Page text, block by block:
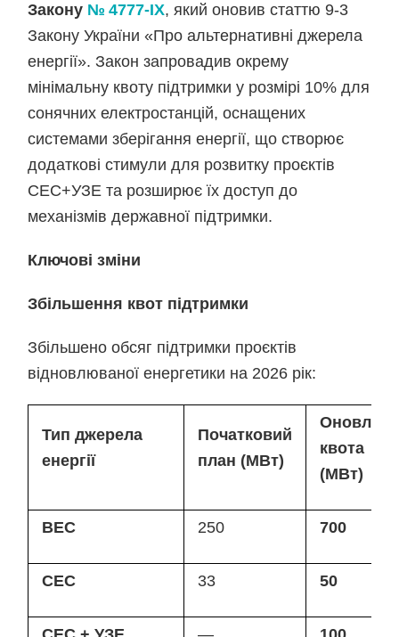
Закону № 4777-IX, який оновив статтю 9-3
Закону України «Про альтернативні джерела
енергії». Закон запровадив окрему
мінімальну квоту підтримки у розмірі 10% для
сонячних електростанцій, оснащених
системами зберігання енергії, що створює
додаткові стимули для розвитку проєктів
СЕС+УЗЕ та розширює їх доступ до
механізмів державної підтримки.
Ключові зміни
Збільшення квот підтримки
Збільшено обсяг підтримки проєктів
відновлюваної енергетики на 2026 рік:
Тип джерела
енергії
Початковий
план (МВт)
Оновлена
квота
(МВт)
ВЕС 250 700
СЕС 33 50